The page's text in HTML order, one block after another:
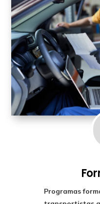
Programas